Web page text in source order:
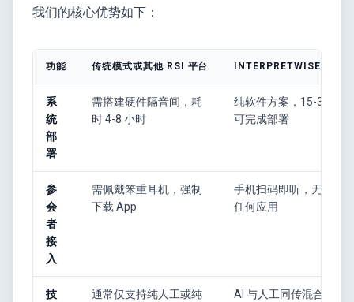
我们的核心优势如下：
功能 传统模式或其他 RSI 平台 INTERPRETWISE 解决
系
统
部
署
需搭建硬件隔音间，耗
时 4-8 小时
纯软件方案，15-30 分
可完成部署
参
会
者
接
入
需佩戴笨重耳机，强制
下载 App
手机扫码即听，无需下
任何应用
技
通常仅支持纯人工或纯
AI 与人工同传混合模式